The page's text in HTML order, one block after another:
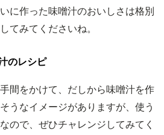
に作った味噌汁のおいしさは格別
てみてくださいね。
のレシピ
間をかけて、だしから味噌汁を作
うなイメージがありますが、使う
ので、ぜひチャレンジしてみてく